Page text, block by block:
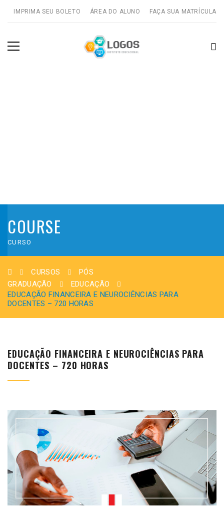
IMPRIMA SEU BOLETO ÁREA DO ALUNO FAÇA SUA MATRÍCULA
COURSE
CURSO
CURSOS
PÓS
GRADUAÇÃO
EDUCAÇÃO
EDUCAÇÃO FINANCEIRA E NEUROCIÊNCIAS PARA
DOCENTES – 720 HORAS
EDUCAÇÃO FINANCEIRA E NEUROCIÊNCIAS PARA
DOCENTES – 720 HORAS